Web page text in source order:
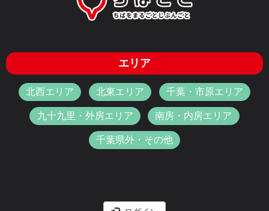
エリア
北西エリア 北東エリア 千葉・市原エリア
九十九里・外房エリア 南房・内房エリア
千葉県外・その他